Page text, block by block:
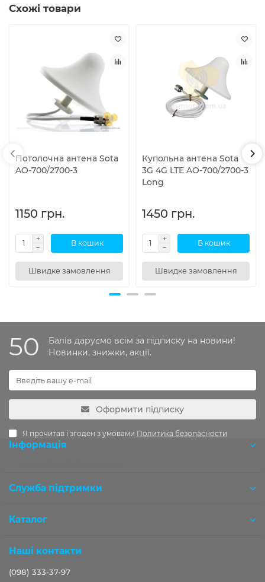
Схожі товари
Потолочна антена Sota
AO-700/2700-3
1150 грн.
В кошик
Швидке замовлення
Купольна антена Sota
3G 4G LTE AO-700/2700-3
Long
1450 грн.
В кошик
Швидке замовлення
50
Балів даруємо всім за підписку на новини!
Новинки, знижки, акції.
Оформити підписку
Я прочитав і згоден з умовами Политика безопасности
Інформація
Служба підтримки
Каталог
Наші контакти
(098) 333-37-97